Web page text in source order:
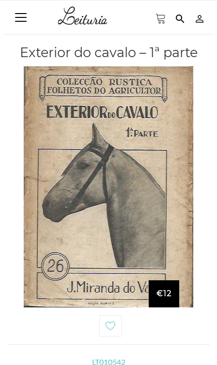
search person_outline
Exterior do cavalo – 1ª parte
€12
LT010542